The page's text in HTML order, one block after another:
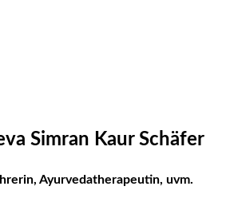
Simran Kaur Schäfer
Ayurvedatherapeutin, uvm.